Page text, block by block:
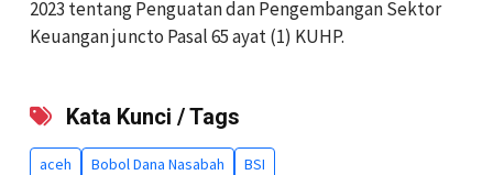
2023 tentang Penguatan dan Pengembangan Sektor
Keuangan juncto Pasal 65 ayat (1) KUHP.
Kata Kunci / Tags
aceh Bobol Dana Nasabah
BSI